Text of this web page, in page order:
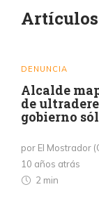
DENUNCIA
Alcalde
de
gobierno
por El Mostrador
10 años atrás
2 min